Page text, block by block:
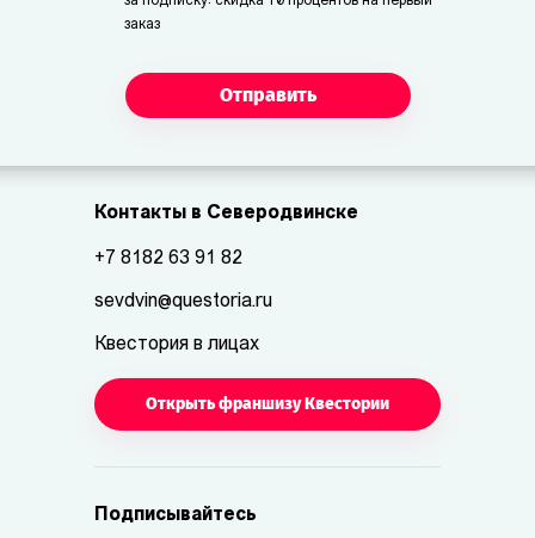
заказ
Отправить
Контакты в Северодвинске
+7 8182 63 91 82
sevdvin@questoria.ru
Квестория в лицах
Открыть франшизу Квестории
Подписывайтесь